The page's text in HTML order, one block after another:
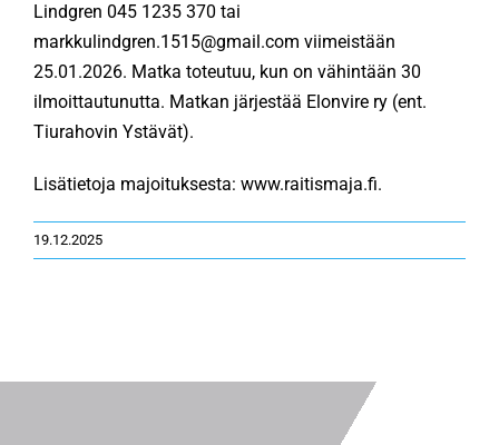
Lindgren 045 1235 370 tai
markkulindgren.1515@gmail.com viimeistään
25.01.2026. Matka toteutuu, kun on vähintään 30
ilmoittautunutta. Matkan järjestää Elonvire ry (ent.
Tiurahovin Ystävät).
Lisätietoja majoituksesta: www.raitismaja.fi.
19.12.2025